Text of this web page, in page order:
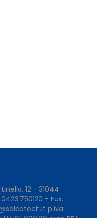
12 - 31044
0423.750120 - Fax:
p.iva: